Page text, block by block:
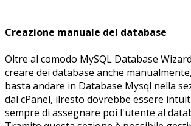
Creazione manuale del database
Oltre al comodo MySQL Database
creare dei database anche
basta andare in Database Mysql nella
dal cPanel, ilresto dovrebbe essere
sempre di assegnare poi l'utente al